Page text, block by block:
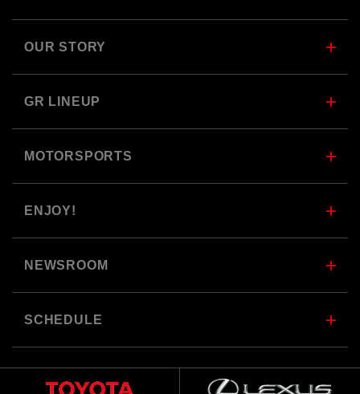
OUR STORY
GR LINEUP
MOTORSPORTS
ENJOY!
NEWSROOM
SCHEDULE